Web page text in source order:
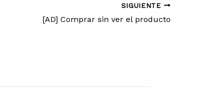
SIGUIENTE
[AD] Comprar sin ver el producto